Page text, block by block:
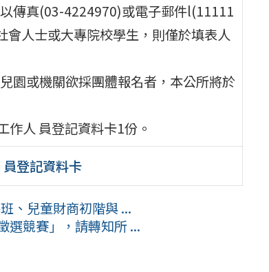
傳真(03-4224970)或電子郵件l(11111
人士或大專院校學生，則僅於填表人
園或機關欲採團體報名者，本公所將於
人 員登記資料卡1份。
登記資料卡
、兒童財商初階與 ...
選競賽」，請轉知所 ...